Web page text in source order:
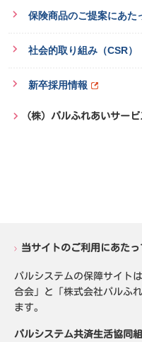
保険商品のご提案にあた
社会的取り組み（CSR）
新卒採用情報
（株）パルふれあいサー
当サイトのご利用にあたっ
パルシステムの保障サイト
合会」と「株式会社パルふ
ます。
パルシステム共済生活協同